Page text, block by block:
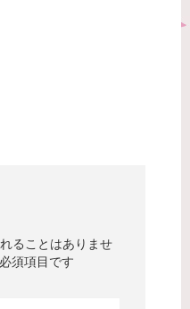
ることはありませ
須項目です